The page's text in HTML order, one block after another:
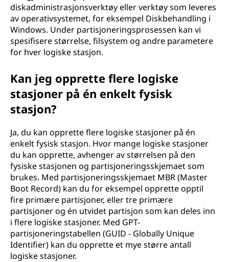
diskadministrasjonsverktøy eller verktøy som leveres
av operativsystemet, for eksempel Diskbehandling i
Windows. Under partisjoneringsprosessen kan vi
spesifisere størrelse, filsystem og andre parametere
for hver logiske stasjon.
Kan jeg opprette flere logiske
stasjoner på én enkelt fysisk
stasjon?
Ja, du kan opprette flere logiske stasjoner på én
enkelt fysisk stasjon. Hvor mange logiske stasjoner
du kan opprette, avhenger av størrelsen på den
fysiske stasjonen og partisjoneringsskjemaet som
brukes. Med partisjoneringsskjemaet MBR (Master
Boot Record) kan du for eksempel opprette opptil
fire primære partisjoner, eller tre primære
partisjoner og én utvidet partisjon som kan deles inn
i flere logiske stasjoner. Med GPT-
partisjoneringstabellen (GUID - Globally Unique
Identifier) kan du opprette et mye større antall
logiske stasjoner.